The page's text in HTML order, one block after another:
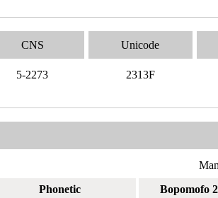
CNS
5-2273
Unicode
2313F
Phonetic
Bopomofo 2